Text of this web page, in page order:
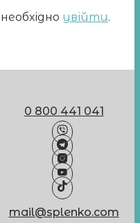
увійти.
0 800 441 041
mail@splenko.com